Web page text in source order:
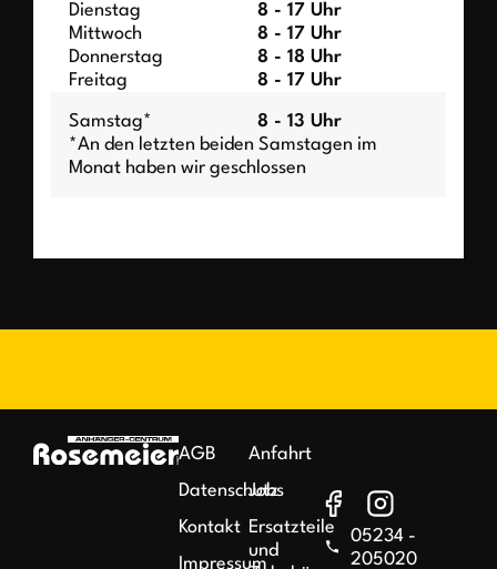
Dienstag
8 - 17 Uhr
Mittwoch
8 - 17 Uhr
Donnerstag
8 - 18 Uhr
Freitag
8 - 17 Uhr
Samstag*
8 - 13 Uhr
*An den letzten beiden Samstagen im
Monat haben wir geschlossen
AGB
Datenschutz
Kontakt
Impressum
Anfahrt
Jobs
Ersatzteile
und
05234 -
205020